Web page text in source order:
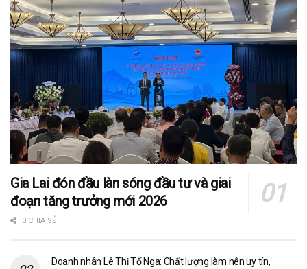
Gia Lai đón đầu làn sóng đầu tư và giai
đoạn tăng trưởng mới 2026
0 CHIA SẺ
Doanh nhân Lê Thị Tố Nga: Chất lượng làm nên uy tín,